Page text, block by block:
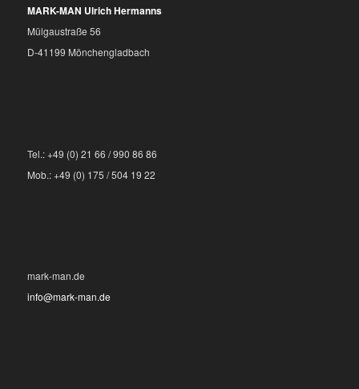
MARK-MAN Ulrich Hermanns
Mülgaustraße 56
D-41199 Mönchengladbach
Tel.: +49 (0) 21 66 / 990 86 86
Mob.: +49 (0) 175 / 504 19 22
mark-man.de
info@mark-man.de